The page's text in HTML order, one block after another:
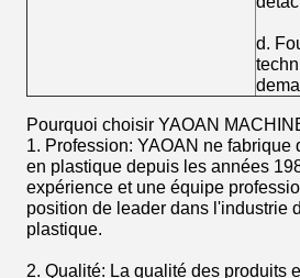
d.
Pourquoi choisir YAOAN
1. Profession: YAOAN ne fabrique
en plastique depuis les années
expérience et une équipe
position de leader dans l'industrie
plastique.
2. Qualité: La qualité des produits